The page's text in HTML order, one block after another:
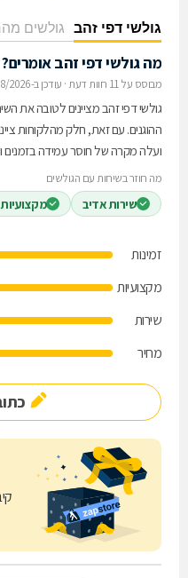
גולשי דפי זהב גולשים
מה גולשי דפי זהב אומרים?
מבוסס על 11 חוות דעת · עודכן ב-09/08/2026
גולשי דפי זהב מציינים לטובה את
ההוגנים. עם זאת, חלק מהלקוחות
ועלה מקרה של חוסר עמידה בזמנים
מה חוזר בשיחות עם הגולשים
שירות אדיב
זמינות
מקצועיות
שירות
מחיר